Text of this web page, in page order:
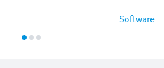
Software